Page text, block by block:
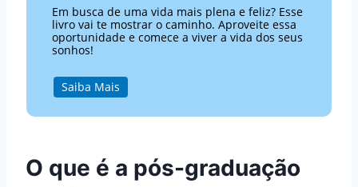
Em busca de uma vida mais plena e feliz? Esse
livro vai te mostrar o caminho. Aproveite essa
oportunidade e comece a viver a vida dos seus
sonhos!
Saiba Mais
O que é a pós-graduação